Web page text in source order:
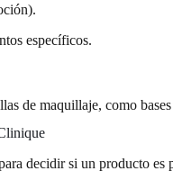
específicos.
de maquillaje, como
decidir si un producto es